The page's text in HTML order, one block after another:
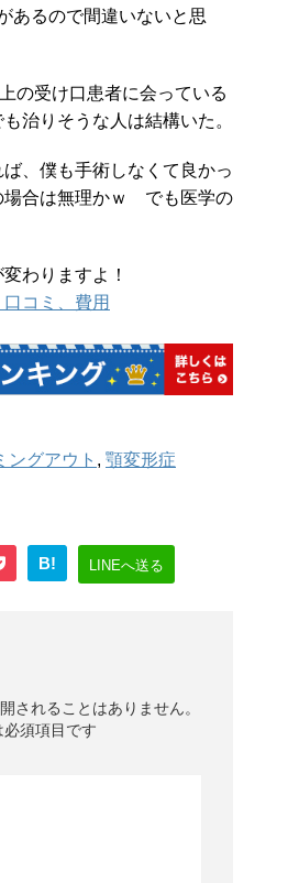
あるので間違いないと思
の受け口患者に会っている
治りそうな人は結構いた。
、僕も手術しなくて良かっ
場合は無理かｗ でも医学の
わりますよ！
コミ、費用
ングアウト , 顎変形症
B! LINEへ送る
されることはありません。
須項目です